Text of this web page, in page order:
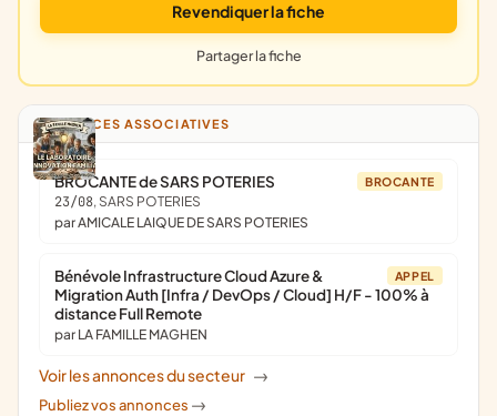
Revendiquer la fiche
Partager la fiche
ANNONCES ASSOCIATIVES
BROCANTE
BROCANTE de SARS POTERIES
23/08, SARS POTERIES
par AMICALE LAIQUE DE SARS POTERIES
APPEL
Bénévole Infrastructure Cloud Azure &
Migration Auth [Infra / DevOps / Cloud] H/F - 100% à
distance Full Remote
par LA FAMILLE MAGHEN
Voir les annonces du secteur ->
Publiez vos annonces ->